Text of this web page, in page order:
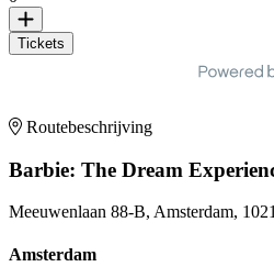
Routebeschrijving
Barbie: The Dream
Meeuwenlaan 88-B, Amsterdam,
Amsterdam
Tickets